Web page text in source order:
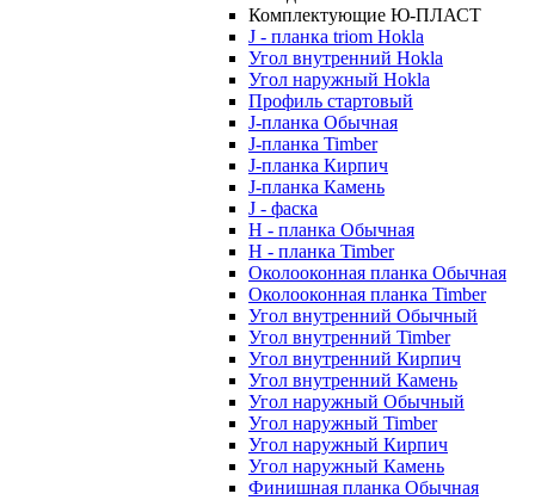
Комплектующие Ю-ПЛАСТ
J - планка triom Hokla
Угол внутренний Hokla
Угол наружный Hokla
Профиль стартовый
J-планка Обычная
J-планка Timber
J-планка Кирпич
J-планка Камень
J - фаска
Н - планка Обычная
Н - планка Timber
Околооконная планка Обычная
Околооконная планка Timber
Угол внутренний Обычный
Угол внутренний Timber
Угол внутренний Кирпич
Угол внутренний Камень
Угол наружный Обычный
Угол наружный Timber
Угол наружный Кирпич
Угол наружный Камень
Финишная планка Обычная